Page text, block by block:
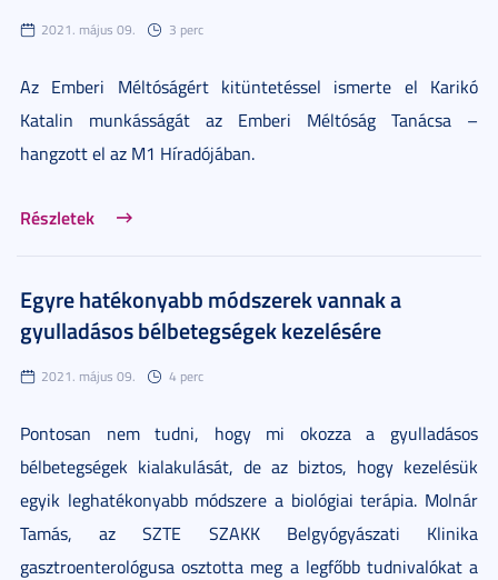
2021. május 09. 3 perc
Az Emberi Méltóságért kitüntetéssel ismerte el Karikó
Katalin munkásságát az Emberi Méltóság Tanácsa –
hangzott el az M1 Híradójában.
Részletek
Egyre hatékonyabb módszerek vannak a
gyulladásos bélbetegségek kezelésére
2021. május 09. 4 perc
Pontosan nem tudni, hogy mi okozza a gyulladásos
bélbetegségek kialakulását, de az biztos, hogy kezelésük
egyik leghatékonyabb módszere a biológiai terápia. Molnár
Tamás, az SZTE SZAKK Belgyógyászati Klinika
gasztroenterológusa osztotta meg a legfőbb tudnivalókat a